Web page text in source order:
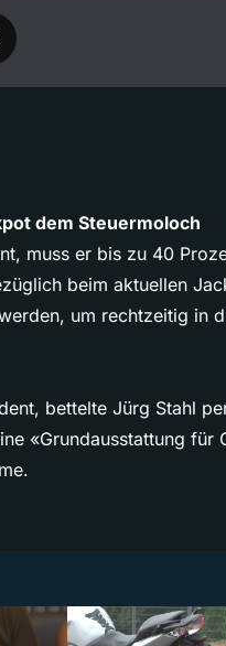
dem Steuermoloch
muss er bis zu 40
beim aktuellen
um rechtzeitig in
bettelte Jürg Stahl
«Grundausstattung für